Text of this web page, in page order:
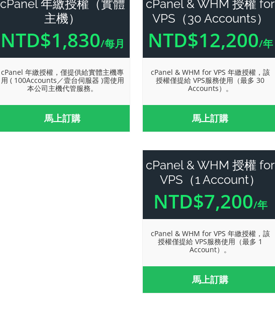
cPanel 年繳授權（實體
主機）
NTD$1,830/每月
cPanel 年繳授權，僅提供給實體主機專
用 ( 100Accounts／壹台伺服器 )需使用
本公司主機代管服務。
馬上訂購
cPanel & WHM 授權 for
VPS（30 Accounts）
NTD$12,200/年
cPanel & WHM for VPS 年繳授權，該
授權僅提給 VPS服務使用（最多 30
Accounts）。
馬上訂購
cPanel & WHM 授權 for
VPS（1 Account）
NTD$7,200/年
cPanel & WHM for VPS 年繳授權，該
授權僅提給 VPS服務使用（最多 1
Account）。
馬上訂購